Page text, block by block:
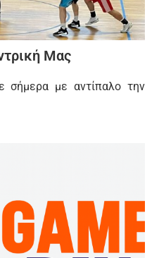
Μας
σήμερα με αντίπαλο την